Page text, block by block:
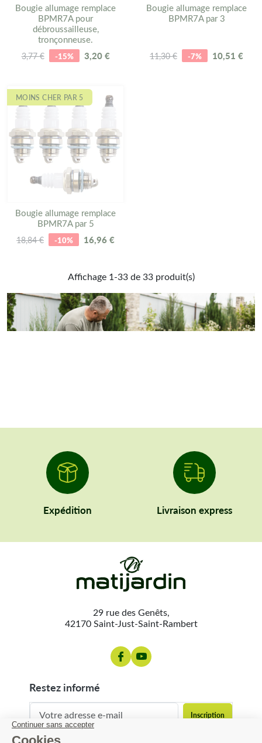
Bougie allumage remplace
BPMR7A pour
débroussailleuse,
tronçonneuse.
3,77 € -15% 3,20 €
Bougie allumage remplace
BPMR7A par 3
11,30 € -7% 10,51 €
MOINS CHER PAR 5
Bougie allumage remplace
BPMR7A par 5
18,84 € -10% 16,96 €
Affichage 1-33 de 33 produit(s)
Expédition Livraison express
29 rue des Genêts,
42170 Saint-Just-Saint-Rambert
restez informé